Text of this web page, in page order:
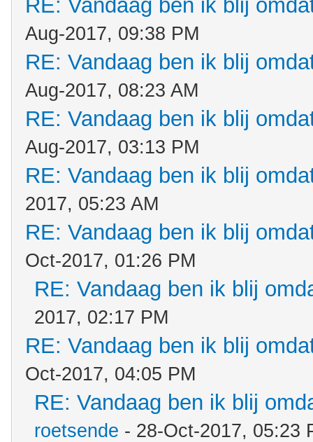
RE: Vandaag ben ik blij
Aug-2017, 09:38 PM
RE: Vandaag ben ik blij
Aug-2017, 08:23 AM
RE: Vandaag ben ik blij
Aug-2017, 03:13 PM
RE: Vandaag ben ik blij
2017, 05:23 AM
RE: Vandaag ben ik blij
Oct-2017, 01:26 PM
RE: Vandaag ben ik blij
2017, 02:17 PM
RE: Vandaag ben ik blij
Oct-2017, 04:05 PM
RE: Vandaag ben ik blij
roetsende - 28-Oct-2017, 05:23